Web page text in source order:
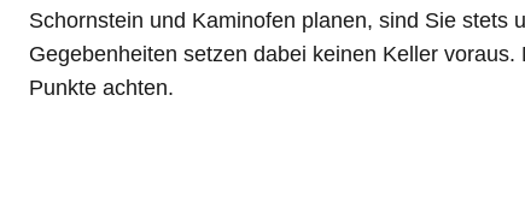
Schornstein und Kaminofen planen, sind Sie stets
Gegebenheiten setzen dabei keinen Keller
Punkte achten.